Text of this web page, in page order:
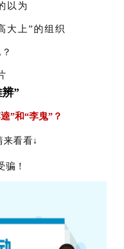
以为
大上”的组织
”
”和“李鬼”？
看看↓
骗！